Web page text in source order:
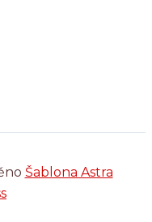
Šablona Astra